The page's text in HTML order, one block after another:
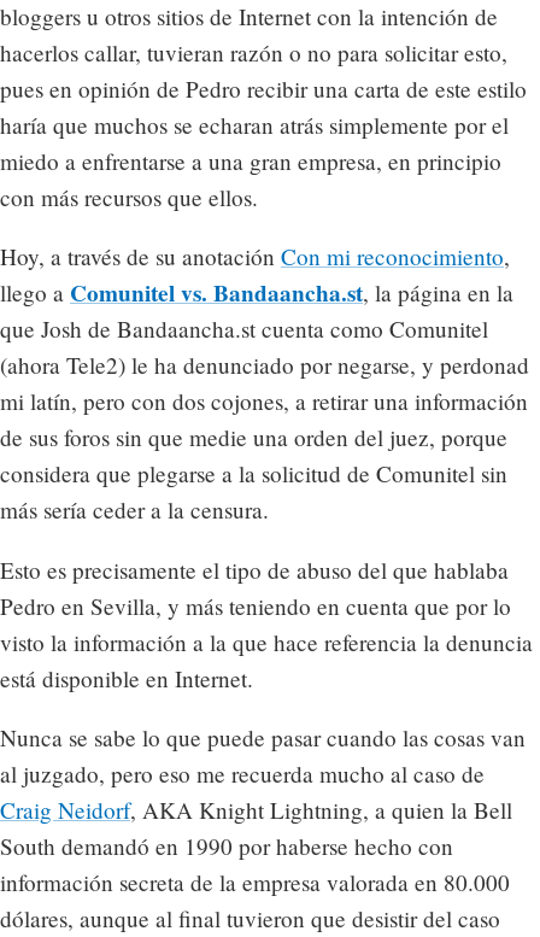
bloggers u otros sitios de Internet con la intención de
hacerlos callar, tuvieran razón o no para solicitar esto,
pues en opinión de Pedro recibir una carta de este estilo
haría que muchos se echaran atrás simplemente por el
miedo a enfrentarse a una gran empresa, en principio
con más recursos que ellos.
Hoy, a través de su anotación Con mi reconocimiento,
llego a Comunitel vs. Bandaancha.st, la página en la
que Josh de Bandaancha.st cuenta como Comunitel
(ahora Tele2) le ha denunciado por negarse, y perdonad
mi latín, pero con dos cojones, a retirar una información
de sus foros sin que medie una orden del juez, porque
considera que plegarse a la solicitud de Comunitel sin
más sería ceder a la censura.
Esto es precisamente el tipo de abuso del que hablaba
Pedro en Sevilla, y más teniendo en cuenta que por lo
visto la información a la que hace referencia la denuncia
está disponible en Internet.
Nunca se sabe lo que puede pasar cuando las cosas van
al juzgado, pero eso me recuerda mucho al caso de
Craig Neidorf, AKA Knight Lightning, a quien la Bell
South demandó en 1990 por haberse hecho con
información secreta de la empresa valorada en 80.000
dólares, aunque al final tuvieron que desistir del caso